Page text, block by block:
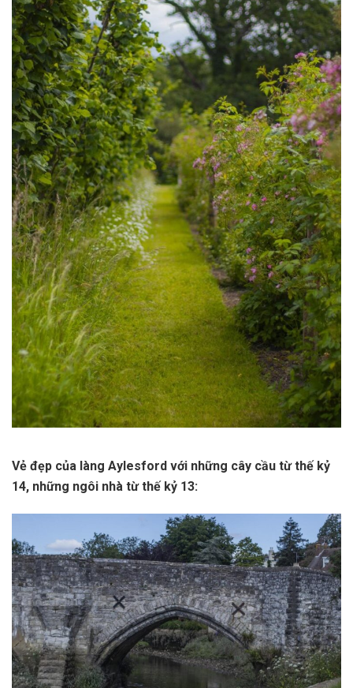
Vẻ đẹp của làng Aylesford với những cây cầu từ thế kỷ
14, những ngôi nhà từ thế kỷ 13: